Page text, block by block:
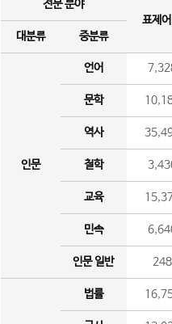
전문 분야
표제
대분류
중분류
인문
언어
문학
역사
철학
교육
민속
인문 일반 248
법률